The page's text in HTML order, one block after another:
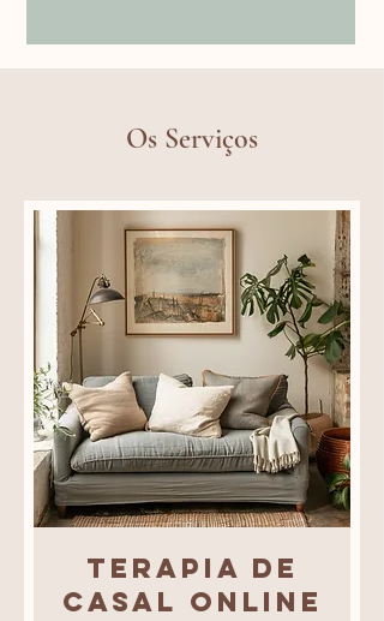
Os Serviços
Terapia de
Casal online